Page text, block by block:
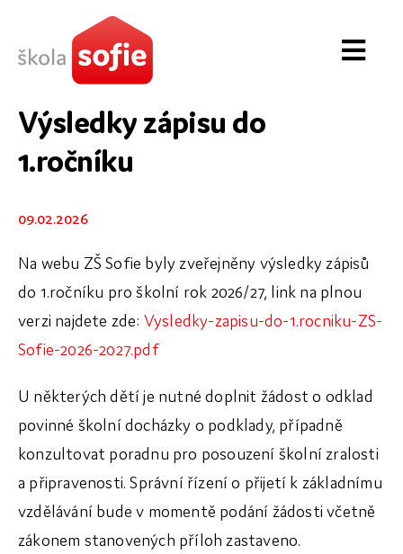
obsah
O škole
První stupeň
Zápis & školné
Dokumenty
Galerie
Výsledky zápisu do
1.ročníku
09.02.2026
Na webu ZŠ Sofie byly zveřejněny výsledky zápisů
do 1.ročníku pro školní rok 2026/27, link na plnou
verzi najdete zde: Vysledky-zapisu-do-1.rocniku-ZS-
Sofie-2026-2027.pdf
U některých dětí je nutné doplnit žádost o odklad
povinné školní docházky o podklady, případně
konzultovat poradnu pro posouzení školní zralosti
a připravenosti. Správní řízení o přijetí k základnímu
vzdělávání bude v momentě podání žádosti včetně
zákonem stanovených příloh zastaveno.